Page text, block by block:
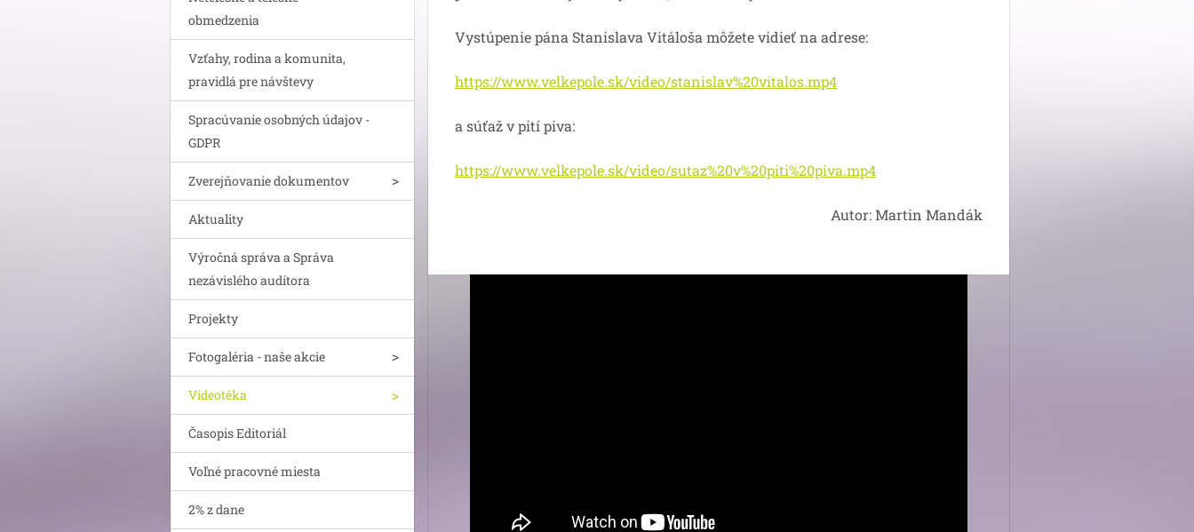
obmedzenia
Vzťahy, rodina a komunita,
pravidlá pre návštevy
Spracúvanie osobných údajov -
GDPR
Zverejňovanie dokumentov
Aktuality
Výročná správa a Správa
nezávislého audítora
Projekty
Fotogaléria - naše akcie
Videotéka
Časopis Editoriál
Voľné pracovné miesta
2% z dane
Vystúpenie pána Stanislava Vitáloša môžete vidieť na adrese:
https://www.velkepole.sk/video/stanislav%20vitalos.mp4
a súťaž v pití piva:
https://www.velkepole.sk/video/sutaz%20v%20piti%20piva.mp4
Autor: Martin Mandák